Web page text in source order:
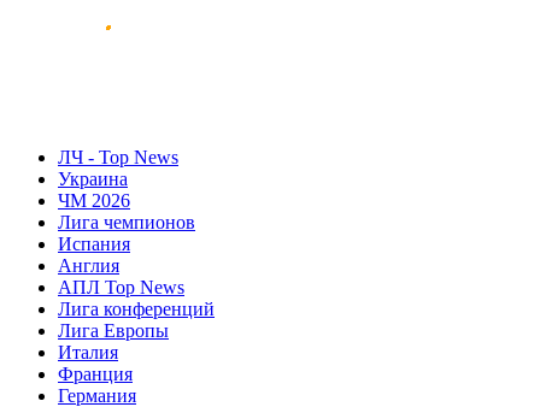
ЛЧ - Top News
Украина
ЧМ 2026
Лига чемпионов
Испания
Англия
АПЛ Top News
Лига конференций
Лига Европы
Италия
Франция
Германия